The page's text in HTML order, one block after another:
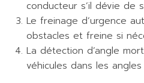
conducteur s’il dévie de
Le freinage d’urgence
obstacles et freine si
La détection d’angle
véhicules dans les